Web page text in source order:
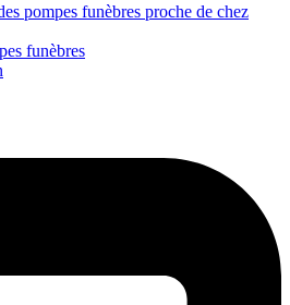
pompes funèbres proche de chez
funèbres